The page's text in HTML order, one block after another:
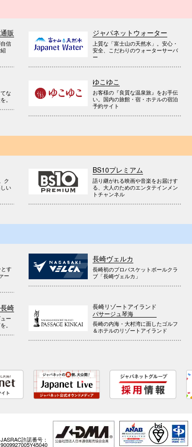
販
信
ジャパネットウォーター
上質な「富士山の天然水」。安心・
安全、こだわりのウォーターサーバ
ー
な
。
ゆこゆこ
お客様の『良質な温泉旅』をお手伝
い。国内の旅館・宿・ホテルの宿泊
予約サイト
ク
い
BS10プレミアム
語り継がれる映画や音楽をお届けす
る、大人のためのエンタテインメン
トチャンネル
す
ー
長崎ヴェルカ
長崎初のプロバスケットボールクラ
ブ「長崎ヴェルカ」
崎
ー
。
長崎リゾートアイランド
パサージュ琴海
長崎の内海・大村湾に面したゴルフ
＆ホテルのリゾートアイランド
JASRAC許諾番号：
9009927005Y45040